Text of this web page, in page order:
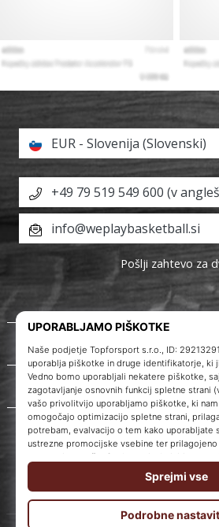
O nas
Storitve za stranke
EUR - Slovenija (Slovenski)
+49 79 519 549 600 (v
info@weplaybasketball.si
Pošlji zahtevo za